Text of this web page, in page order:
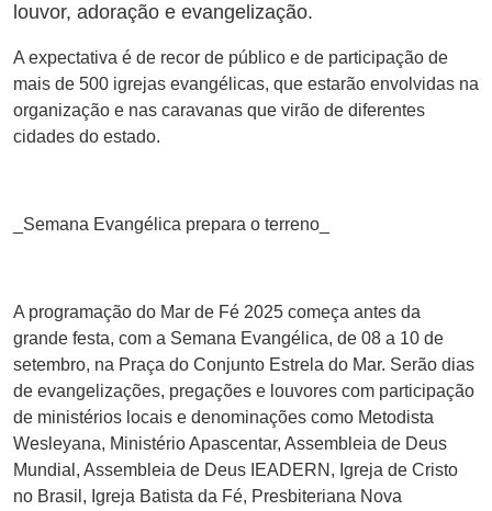
louvor, adoração e evangelização.
A expectativa é de recor de público e de participação de
mais de 500 igrejas evangélicas, que estarão envolvidas na
organização e nas caravanas que virão de diferentes
cidades do estado.
_Semana Evangélica prepara o terreno_
A programação do Mar de Fé 2025 começa antes da
grande festa, com a Semana Evangélica, de 08 a 10 de
setembro, na Praça do Conjunto Estrela do Mar. Serão dias
de evangelizações, pregações e louvores com participação
de ministérios locais e denominações como Metodista
Wesleyana, Ministério Apascentar, Assembleia de Deus
Mundial, Assembleia de Deus IEADERN, Igreja de Cristo
no Brasil, Igreja Batista da Fé, Presbiteriana Nova